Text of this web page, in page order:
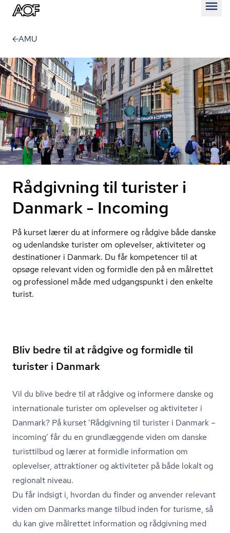
AMU
Rådgivning til turister i
Danmark - Incoming
På kurset lærer du at informere og rådgive både danske
og udenlandske turister om oplevelser, aktiviteter og
destinationer i Danmark. Du får kompetencer til at
opsøge relevant viden og formidle den på en målrettet
og professionel måde med udgangspunkt i den enkelte
turist.
Bliv bedre til at rådgive og formidle til
turister i Danmark
Vil du blive bedre til at rådgive og informere danske og
internationale turister om oplevelser og aktiviteter i
Danmark? På kurset ’Rådgivning til turister i Danmark –
incoming’ får du en grundlæggende viden om danske
turisttilbud og lærer at formidle information om
oplevelser, attraktioner og aktiviteter på både lokalt og
regionalt niveau.
Du får indsigt i, hvordan du finder og anvender relevant
viden om Danmarks mange tilbud inden for turisme, så
du kan give målrettet information og rådgivning med